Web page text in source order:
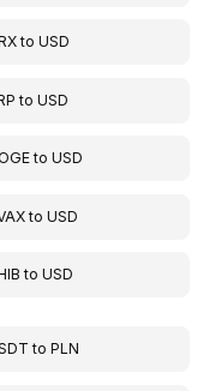
toUSD
toUSD
toUSD
toUSD
toUSD
toPLN